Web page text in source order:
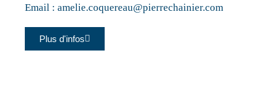
Email :amelie.coquereau@pierrechainier.com
Plus d'infos